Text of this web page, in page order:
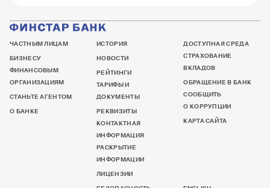
ЧАСТНЫМ ЛИЦАМ
БИЗНЕСУ
ФИНАНСОВЫМ
ОРГАНИЗАЦИЯМ
СТАНЬТЕ АГЕНТОМ
О БАНКЕ
ИСТОРИЯ
НОВОСТИ
РЕЙТИНГИ
ТАРИФЫ И
ДОКУМЕНТЫ
РЕКВИЗИТЫ
КОНТАКТНАЯ
ИНФОРМАЦИЯ
РАСКРЫТИЕ
ИНФОРМАЦИИ
ЛИЦЕНЗИИ
ДОСТУПНАЯ СРЕДА
СТРАХОВАНИЕ
ВКЛАДОВ
ОБРАЩЕНИЕ В БАНК
СООБЩИТЬ
О КОРРУПЦИИ
КАРТА САЙТА